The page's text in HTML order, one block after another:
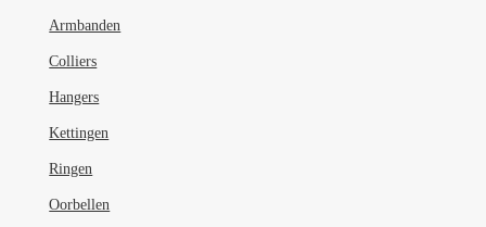
Armbanden
Colliers
Hangers
Kettingen
Ringen
Oorbellen